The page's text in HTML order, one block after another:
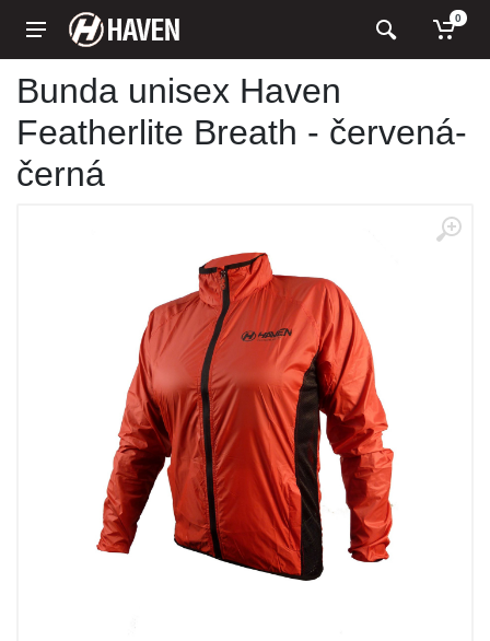
0
Bunda unisex Haven
Featherlite Breath - červená-
černá